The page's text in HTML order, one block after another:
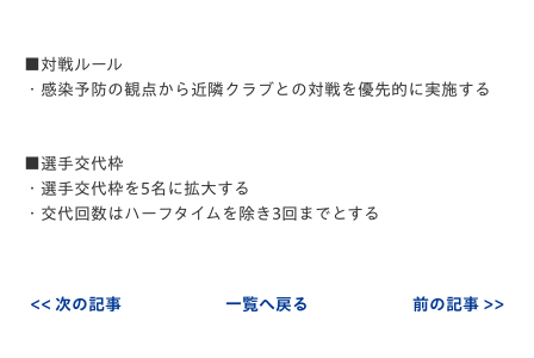
■対戦ルール
・感染予防の観点から近隣クラブとの対戦を優先的に実施する
■選手交代枠
・選手交代枠を5名に拡大する
・交代回数はハーフタイムを除き3回までとする
<< 次の記事 一覧へ戻る 前の記事 >>